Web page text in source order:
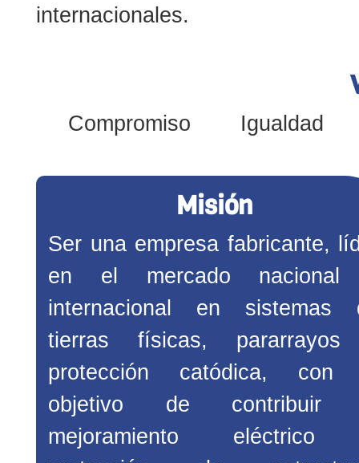
internacionales.
Compromiso Igualdad
Misión
Ser una empresa fabricante,
en el mercado
internacional en sistemas
tierras físicas,
protección catódica, con
objetivo de contribuir
mejoramiento